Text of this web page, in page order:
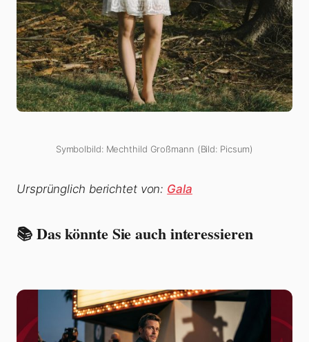
Symbolbild: Mechthild Großmann (Bild: Picsum)
Ursprünglich berichtet von: Gala
📚 Das könnte Sie auch interessieren